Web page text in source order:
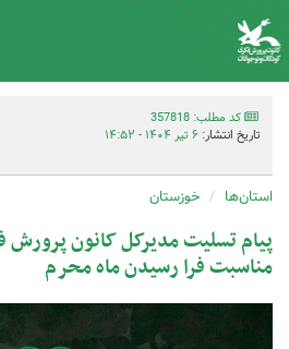
کد مطلب: 357818
تاریخ انتشار: ۶ تیر ۱۴۰۴ - ۱۴:۵۲
استان‌ها خوزستان
پیام تسلیت مدیرکل کانون
مناسبت فرا رسیدن ماه محرم